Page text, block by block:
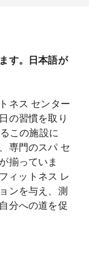
す。日本語が
ネス センター
の習慣を取り
この施設に
専門のスパ セ
揃っていま
ィットネス レ
ンを与え、測
分への道を促